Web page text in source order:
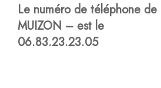
Le numéro de téléphone de
MUIZON – est le
06.83.23.23.05